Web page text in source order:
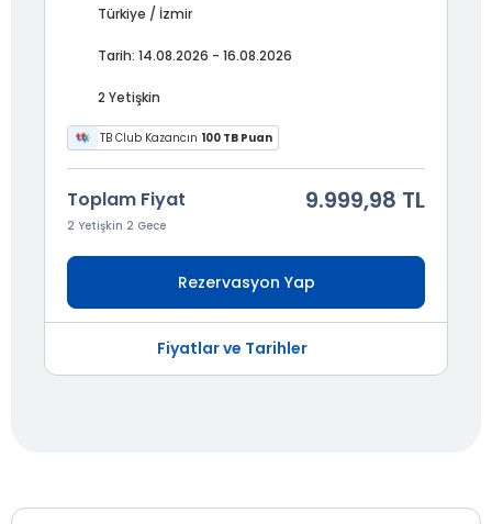
Türkiye / İzmir
Tarih: 14.08.2026 - 16.08.2026
2 Yetişkin
TB Club Kazancın 100 TB Puan
Toplam Fiyat
2 Yetişkin 2 Gece
9.999,98 TL
Rezervasyon Yap
Fiyatlar ve Tarihler